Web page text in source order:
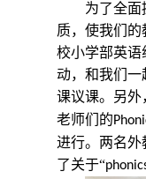
为了全面
质，使我们
校小学部英语
动，和我们一
课议课。另外
老师们的
进行。两名外
了关于“